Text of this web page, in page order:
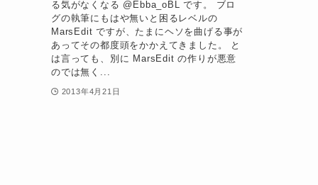
る気がなくなる @Ebba_oBL です。 ブロ
グの執筆にもはや無いと困るレベルの
MarsEdit ですが、たまにヘソを曲げる事が
あってその都度頭をかかえてきました。 と
は言っても、別に MarsEdit の作りが悪意
のでは無く...
2013年4月21日